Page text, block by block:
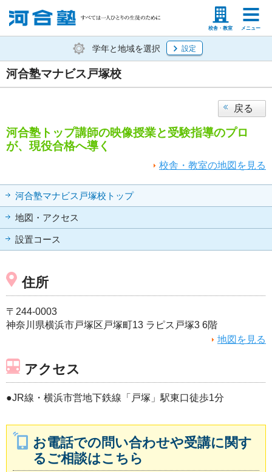
校舎・教室 メニュー
塾生の方 高等学校の先生
学年と地域を選択 設定
河合塾マナビス戸塚校
戻る
河合塾トップ講師の映像授業と受験指導のプロ
が、現役合格へ導く
校舎・教室の地図を見る
河合塾マナビス戸塚校トップ
地図・アクセス
設置コース
住所
〒244-0003
神奈川県横浜市戸塚区戸塚町13 ラピス戸塚3 6階
地図を見る
アクセス
●JR線・横浜市営地下鉄線「戸塚」駅東口徒歩1分
お電話での問い合わせや受講に関す
るご相談はこちら